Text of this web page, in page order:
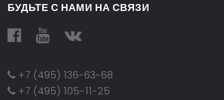
БУДЬТЕ С НАМИ НА СВЯЗИ
+7 (495) 136-63-68
+7 (495) 105-11-25